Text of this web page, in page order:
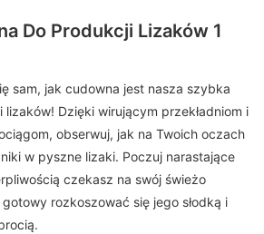
Do Produkcji Lizaków 1
sam, jak cudowna jest nasza szybka
Dzięki wirującym przekładniom i
obserwuj, jak na Twoich oczach
w pyszne lizaki. Poczuj narastające
czekasz na swój świeżo
rozkoszować się jego słodką i